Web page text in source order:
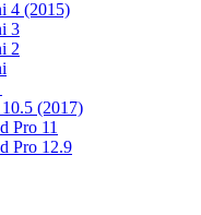
4 (2015)
3
2
(2017)
Pro 11
Pro 12.9